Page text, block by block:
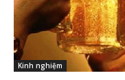
Kinh nghiệm